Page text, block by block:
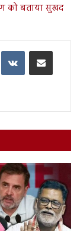
को बताया सुखद
VKontakteShare via Email